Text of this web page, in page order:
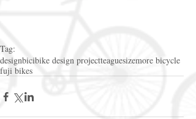
Tag:
designbicibike design projectteaguesizemore bicycle
fuji bikes